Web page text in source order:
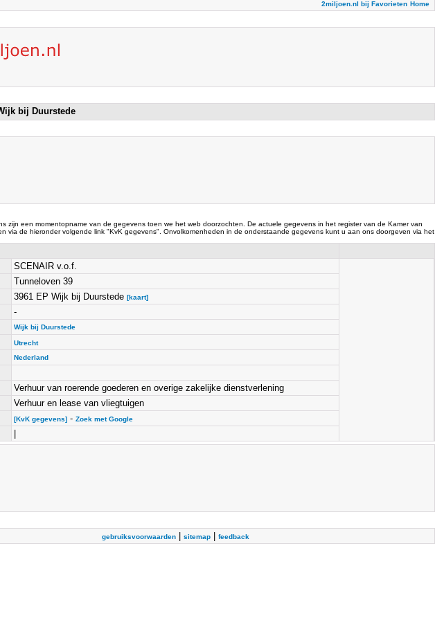
2miljoen.nl bij Favorieten Home
bij Duurstede
zijn een momentopname van de gegevens toen we het web doorzochten. De actuele gegevens in het register van de Kamer van
via de hieronder volgende link "KvK gegevens". Onvolkomenheden in de onderstaande gegevens kunt u aan ons doorgeven via het
SCENAIR v.o.f.
Tunneloven 39
3961 EP Wijk bij Duurstede [kaart]
-
Wijk bij Duurstede
Utrecht
Nederland
Verhuur van roerende goederen en overige zakelijke dienstverlening
Verhuur en lease van vliegtuigen
[KvK gegevens]- Zoek met Google
gebruiksvoorwaarden| sitemap| feedback